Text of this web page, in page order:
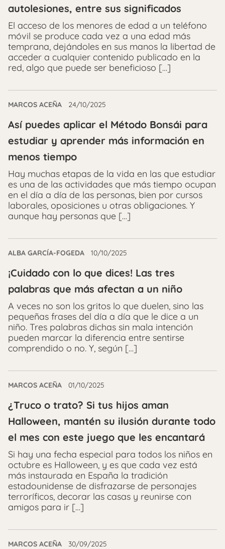
autolesiones, entre sus significados
El acceso de los menores de edad a un teléfono
móvil se produce cada vez a una edad más
temprana, dejándoles en sus manos la libertad de
acceder a cualquier contenido publicado en la
red, algo que puede ser beneficioso […]
MARCOS ACEÑA 24/10/2025
Así puedes aplicar el Método Bonsái para
estudiar y aprender más información en
menos tiempo
Hay muchas etapas de la vida en las que estudiar
es una de las actividades que más tiempo ocupan
en el día a día de las personas, bien por cursos
laborales, oposiciones u otras obligaciones. Y
aunque hay personas que […]
ALBA GARCÍA-FOGEDA 10/10/2025
¡Cuidado con lo que dices! Las tres
palabras que más afectan a un niño
A veces no son los gritos lo que duelen, sino las
pequeñas frases del día a día que le dice a un
niño. Tres palabras dichas sin mala intención
pueden marcar la diferencia entre sentirse
comprendido o no. Y, según […]
MARCOS ACEÑA 01/10/2025
¿Truco o trato? Si tus hijos aman
Halloween, mantén su ilusión durante todo
el mes con este juego que les encantará
Si hay una fecha especial para todos los niños en
octubre es Halloween, y es que cada vez está
más instaurada en España la tradición
estadounidense de disfrazarse de personajes
terroríficos, decorar las casas y reunirse con
amigos para ir […]
MARCOS ACEÑA 30/09/2025